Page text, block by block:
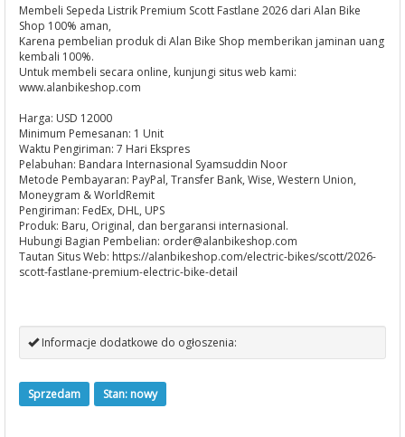
Membeli Sepeda Listrik Premium Scott Fastlane 2026 dari Alan Bike
Shop 100% aman,
Karena pembelian produk di Alan Bike Shop memberikan jaminan uang
kembali 100%.
Untuk membeli secara online, kunjungi situs web kami:
www.alanbikeshop.com
Harga: USD 12000
Minimum Pemesanan: 1 Unit
Waktu Pengiriman: 7 Hari Ekspres
Pelabuhan: Bandara Internasional Syamsuddin Noor
Metode Pembayaran: PayPal, Transfer Bank, Wise, Western Union,
Moneygram & WorldRemit
Pengiriman: FedEx, DHL, UPS
Produk: Baru, Original, dan bergaransi internasional.
Hubungi Bagian Pembelian: order@alanbikeshop.com
Tautan Situs Web: https://alanbikeshop.com/electric-bikes/scott/2026-
scott-fastlane-premium-electric-bike-detail
Informacje dodatkowe do ogłoszenia:
Sprzedam Stan: nowy